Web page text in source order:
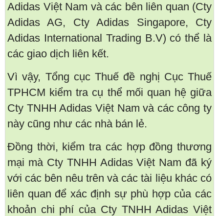
Adidas Việt Nam và các bên liên quan (Cty
Adidas AG, Cty Adidas Singapore, Cty
Adidas International Trading B.V) có thể là
các giao dịch liên kết.
Vì vậy, Tổng cục Thuế đề nghị Cục Thuế
TPHCM kiểm tra cụ thể mối quan hệ giữa
Cty TNHH Adidas Việt Nam và các công ty
này cũng như các nhà bán lẻ.
Đồng thời, kiểm tra các hợp đồng thương
mại mà Cty TNHH Adidas Việt Nam đã ký
với các bên nêu trên và các tài liệu khác có
liên quan để xác định sự phù hợp của các
khoản chi phí của Cty TNHH Adidas Việt